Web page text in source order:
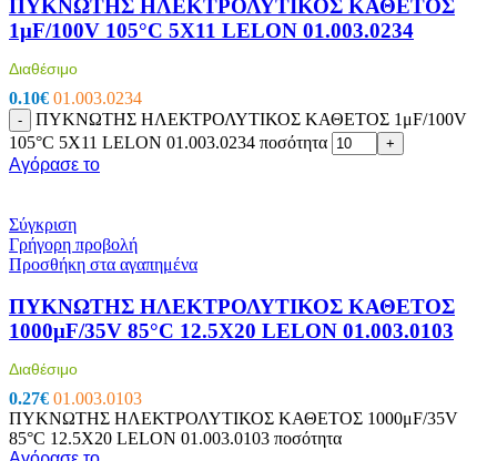
ΠΥΚΝΩΤΗΣ ΗΛΕΚΤΡΟΛΥΤΙΚΟΣ ΚΑΘΕΤΟΣ
1μF/100V 105°C 5X11 LELON 01.003.0234
Διαθέσιμο
0.10€ 01.003.0234
-
ΠΥΚΝΩΤΗΣ ΗΛΕΚΤΡΟΛΥΤΙΚΟΣ ΚΑΘΕΤΟΣ 1μF/100V
105°C 5X11 LELON 01.003.0234 ποσότητα
+
Αγόρασε το
Σύγκριση
Γρήγορη προβολή
Προσθήκη στα αγαπημένα
ΠΥΚΝΩΤΗΣ ΗΛΕΚΤΡΟΛΥΤΙΚΟΣ ΚΑΘΕΤΟΣ
1000μF/35V 85°C 12.5X20 LELON 01.003.0103
Διαθέσιμο
0.27€ 01.003.0103
ΠΥΚΝΩΤΗΣ ΗΛΕΚΤΡΟΛΥΤΙΚΟΣ ΚΑΘΕΤΟΣ 1000μF/35V
85°C 12.5X20 LELON 01.003.0103 ποσότητα